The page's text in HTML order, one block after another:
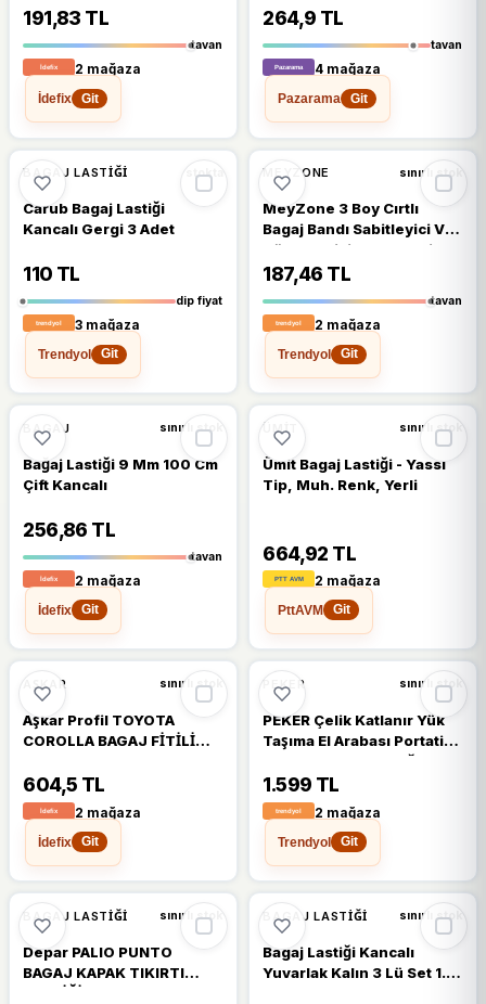
191,83 TL
tavan
2 mağaza
İdefix
Git
264,9 TL
tavan
4 mağaza
Pazarama
Git
%43 DÜŞTÜ
BAGAJ LASTIĞI stokta
Carub Bagaj Lastiği
Kancalı Gergi 3 Adet
110 TL
dip fiyat
3 mağaza
Trendyol
Git
MEYZONE sınırlı stok
MeyZone 3 Boy Cırtlı
Bagaj Bandı Sabitleyici Ve
Düzenleyici Bant Bagaj
Lastiği Çantası Sabitleyici
Organizer
187,46 TL
tavan
2 mağaza
Trendyol
Git
%17
BAGAJ sınırlı stok
Bağaj Lastiği 9 Mm 100 Cm
Çift Kancalı
256,86 TL
tavan
2 mağaza
İdefix
Git
ÜMIT sınırlı stok
Ümit Bagaj Lastiği - Yassı
Tip, Muh. Renk, Yerli
664,92 TL
2 mağaza
PttAVM
Git
AŞKAR sınırlı stok
Aşkar Profil TOYOTA
COROLLA BAGAJ FİTİLİ
LASTİĞİ
604,5 TL
2 mağaza
İdefix
Git
PEKER sınırlı stok
PEKER Çelik Katlanır Yük
Taşıma El Arabası Portatif
Tip 4 Kg Bagaj Lastiği
Hediyeli
1.599 TL
2 mağaza
Trendyol
Git
BAGAJ LASTIĞI sınırlı stok
Depar PALIO PUNTO
BAGAJ KAPAK TIKIRTI
BAGAJ LASTIĞI sınırlı stok
Bagaj Lastiği Kancalı
Yuvarlak Kalın 3 Lü Set 1.5